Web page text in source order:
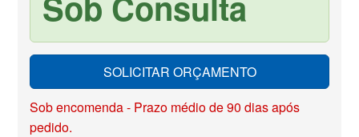
SOLICITAR ORÇAMENTO
Sob encomenda - Prazo médio de 90 dias após
pedido.